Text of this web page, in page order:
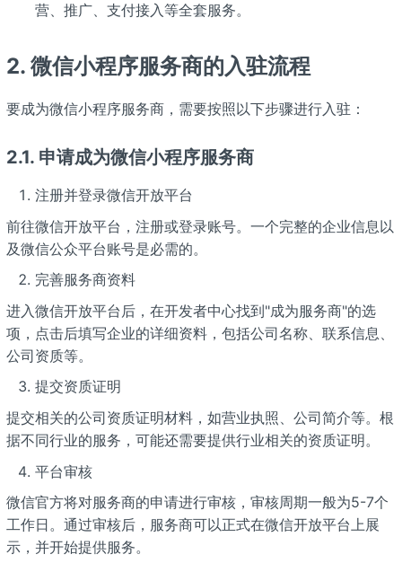
营、推广、支付接入等全套服务。
2. 微信小程序服务商的入驻流程
要成为微信小程序服务商，需要按照以下步骤进行入驻：
2.1. 申请成为微信小程序服务商
注册并登录微信开放平台
前往微信开放平台，注册或登录账号。一个完整的企业信息以
及微信公众平台账号是必需的。
完善服务商资料
进入微信开放平台后，在开发者中心找到"成为服务商"的选
项，点击后填写企业的详细资料，包括公司名称、联系信息、
公司资质等。
提交资质证明
提交相关的公司资质证明材料，如营业执照、公司简介等。根
据不同行业的服务，可能还需要提供行业相关的资质证明。
平台审核
微信官方将对服务商的申请进行审核，审核周期一般为5-7个
工作日。通过审核后，服务商可以正式在微信开放平台上展
示，并开始提供服务。